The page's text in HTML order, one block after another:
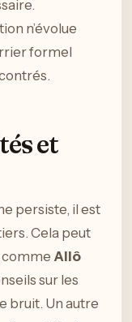
n’évolue
formel
et
persiste, il est
Cela peut
comme Allô
sur les
bruit. Un autre